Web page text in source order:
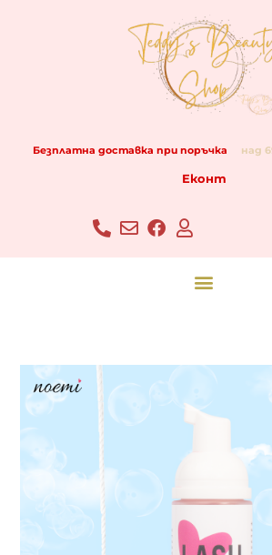
Безплатна доставка при поръчка над
Еконт